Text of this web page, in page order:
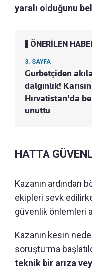
yaralı olduğunu
ÖNERİLEN
3. SAYFA
Gurbetçiden
dalgınlık!
Hırvatistan'da
unuttu
HATTA
Kazanın ardından
ekipleri sevk
güvenlik önlemleri
Kazanın kesin
soruşturma
teknik bir arıza